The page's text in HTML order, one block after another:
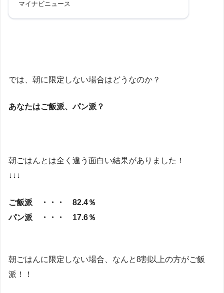
マイナビニュース
では、朝に限定しない場合はどうなのか？
あなたはご飯派、パン派？
朝ごはんとは全く違う面白い結果がありました！
↓↓↓
ご飯派 ・・・ 82.4％
パン派 ・・・ 17.6％
朝ごはんに限定しない場合、なんと8割以上の方がご飯
派！！